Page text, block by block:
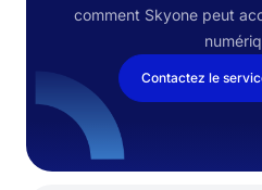
comment Skyone peut
Contactez le